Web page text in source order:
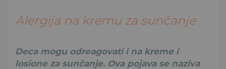
Alergija na kremu za sunčanje
Deca mogu odreagovati i na kreme i
losione za sunčanje. Ova pojava se naziva